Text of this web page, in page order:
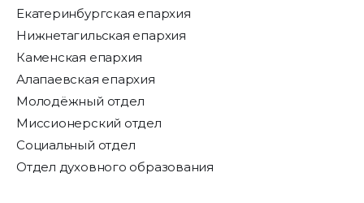
Екатеринбургская епархия
Нижнетагильская епархия
Каменская епархия
Алапаевская епархия
Молодёжный отдел
Миссионерский отдел
Социальный отдел
Отдел духовного образования